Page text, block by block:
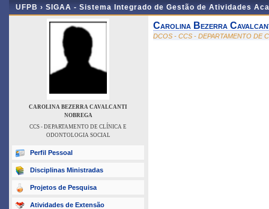
UFPB › SIGAA - Sistema Integrado de Gestão de Atividades
CAROLINA BEZERRA CAVALCANTI
NOBREGA
CCS - DEPARTAMENTO DE CLÍNICA E
ODONTOLOGIA SOCIAL
Perfil Pessoal
Disciplinas Ministradas
Projetos de Pesquisa
Atividades de Extensão
Carolina Bezerra
DCOS - CCS - DEPARTAMENTO DE